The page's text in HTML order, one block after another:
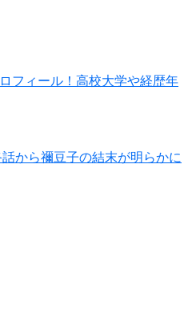
フィール！高校大学や経歴年
から禰豆子の結末が明らかに